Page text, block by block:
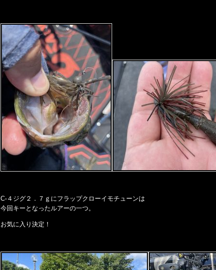
C‐４ジグ２．７ｇにフラップクローイモチューンは
今回キーとなったルアーの一つ。
お気に入り決定！